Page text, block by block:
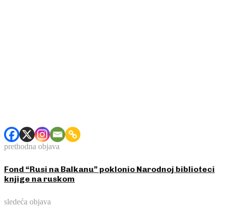
prethodna objava
Fond “Rusi na Balkanu” poklonio Narodnoj biblioteci
knjige na ruskom
sledeća objava